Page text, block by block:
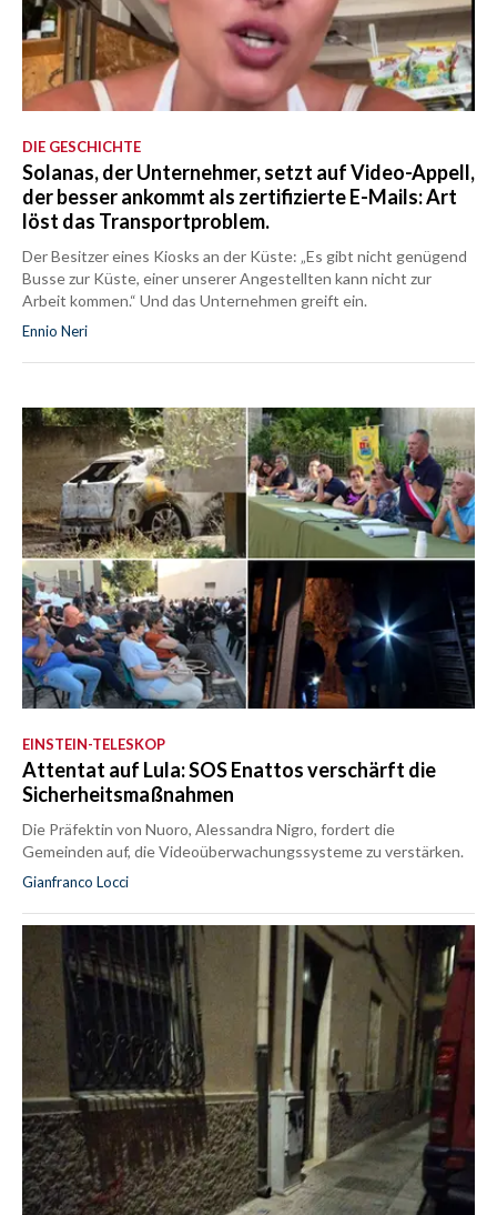
DIE GESCHICHTE
Solanas, der Unternehmer, setzt auf Video-Appell,
der besser ankommt als zertifizierte E-Mails: Art
löst das Transportproblem.
Der Besitzer eines Kiosks an der Küste: „Es gibt nicht genügend
Busse zur Küste, einer unserer Angestellten kann nicht zur
Arbeit kommen.“ Und das Unternehmen greift ein.
Ennio Neri
EINSTEIN-TELESKOP
Attentat auf Lula: SOS Enattos verschärft die
Sicherheitsmaßnahmen
Die Präfektin von Nuoro, Alessandra Nigro, fordert die
Gemeinden auf, die Videoüberwachungssysteme zu verstärken.
Gianfranco Locci